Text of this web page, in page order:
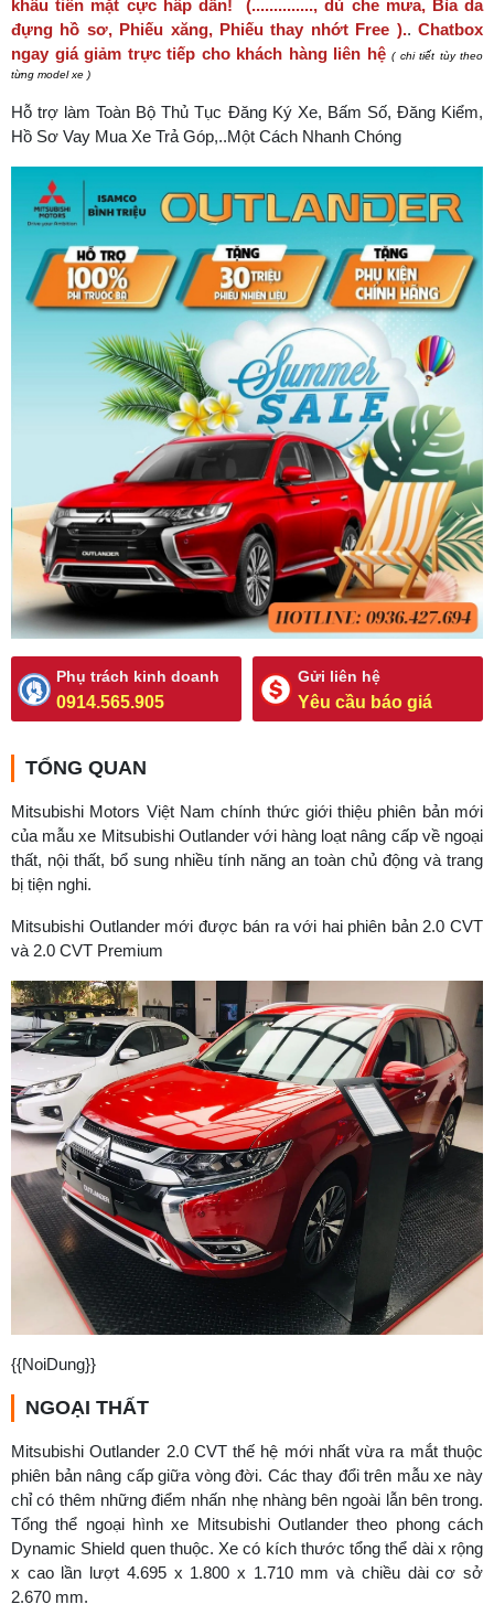
khấu tiền mặt cực hấp dẫn! (.............., dù che mưa, Bìa da
đựng hồ sơ, Phiếu xăng, Phiếu thay nhớt Free )..Chatbox
ngay giá giảm trực tiếp cho khách hàng liên hệ ( chi tiết tùy theo
từng model xe )
Hỗ trợ làm Toàn Bộ Thủ Tục Đăng Ký Xe, Bấm Số, Đăng Kiểm,
Hồ Sơ Vay Mua Xe Trả Góp,..Một Cách Nhanh Chóng
Phụ trách kinh doanh
0914.565.905
Gửi liên hệ
Yêu cầu báo giá
TỔNG QUAN
Mitsubishi Motors Việt Nam chính thức giới thiệu phiên bản mới
của mẫu xe Mitsubishi Outlander với hàng loạt nâng cấp về ngoại
thất, nội thất, bổ sung nhiều tính năng an toàn chủ động và trang
bị tiện nghi.
Mitsubishi Outlander mới được bán ra với hai phiên bản 2.0 CVT
và 2.0 CVT Premium
{{NoiDung}}
NGOẠI THẤT
Mitsubishi Outlander 2.0 CVT thế hệ mới nhất vừa ra mắt thuộc
phiên bản nâng cấp giữa vòng đời. Các thay đổi trên mẫu xe này
chỉ có thêm những điểm nhấn nhẹ nhàng bên ngoài lẫn bên trong.
Tổng thể ngoại hình xe Mitsubishi Outlander theo phong cách
Dynamic Shield quen thuộc. Xe có kích thước tổng thể dài x rộng
x cao lần lượt 4.695 x 1.800 x 1.710 mm và chiều dài cơ sở
2.670 mm.